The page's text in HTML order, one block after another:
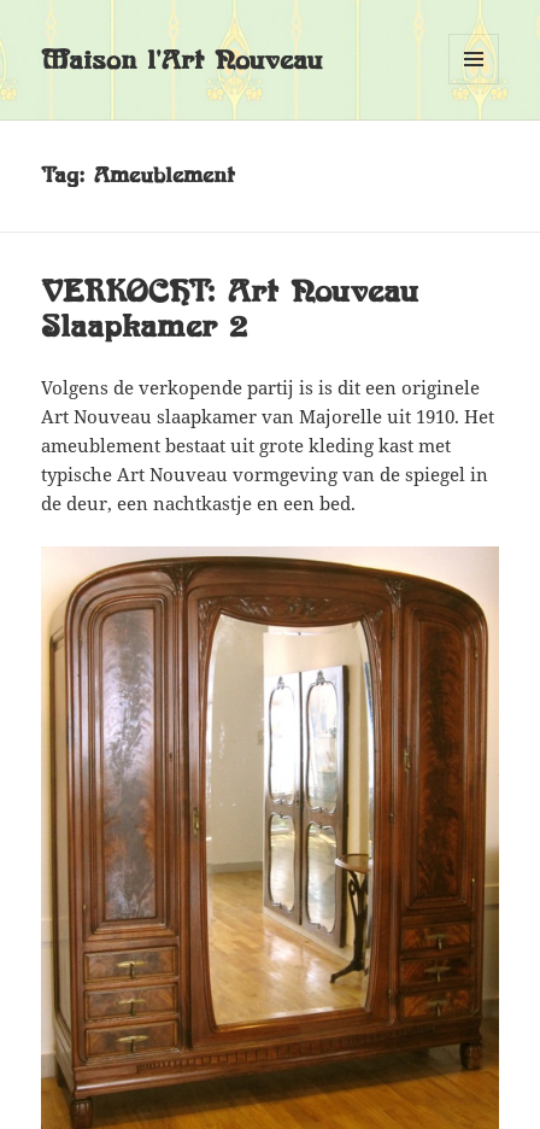
Maison l'Art Nouveau
MENU
EN
Tag:Ameublement
VERKOCHT: Art Nouveau
Slaapkamer 2
Volgens de verkopende partij is is dit een originele
Art Nouveau slaapkamer van Majorelle uit 1910. Het
ameublement bestaat uit grote kleding kast met
typische Art Nouveau vormgeving van de spiegel in
de deur, een nachtkastje en een bed.